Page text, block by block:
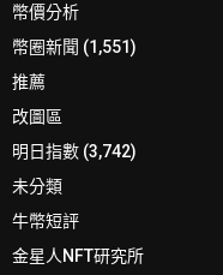
幣價分析
幣圈新聞 (1,551)
推薦
改圖區
明日指數 (3,742)
未分類
牛幣短評
金星人NFT研究所